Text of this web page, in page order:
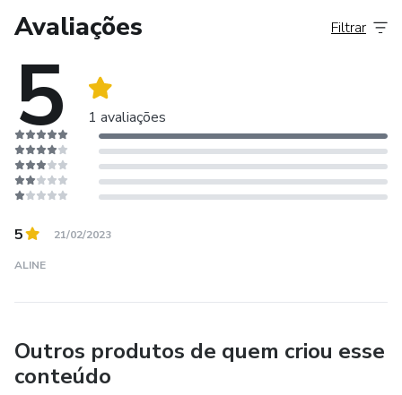
Com o Forró da Lulu, você terá acesso a aulas e conteúdos
exclusivos, desenvolvidos com todo o cuidado e carinho
para que você possa aprender a dançar forró de forma leve
e divertida. Não importa se você está sozinho(a) ou
acompanhado(a), aqui você encontrará um espaço
acolhedor para explorar os movimentos, soltar o corpo e
se divertir.
Então, venha se juntar a nós nessa jornada de descoberta e
essência e espalhar o ritmo contagiante do forró pelo
mundo. Seja bem-vindo(a) ao Forró da Lulu, onde a dança é
Avaliações
5 1 avaliações
Filtrar
5 21/02/2023
ALINE
Outros produtos de quem criou esse
conteúdo